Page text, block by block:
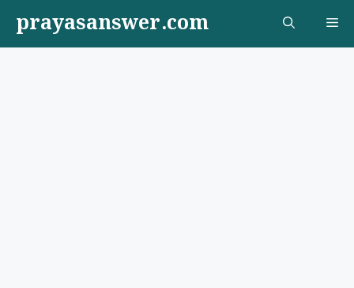
content
prayasanswer.com